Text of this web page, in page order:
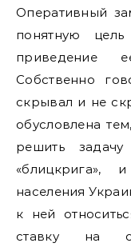
Оперативный
понятную
приведение
Собственно
скрывал и не
обусловлена
решить
населения
к ней
ставку на